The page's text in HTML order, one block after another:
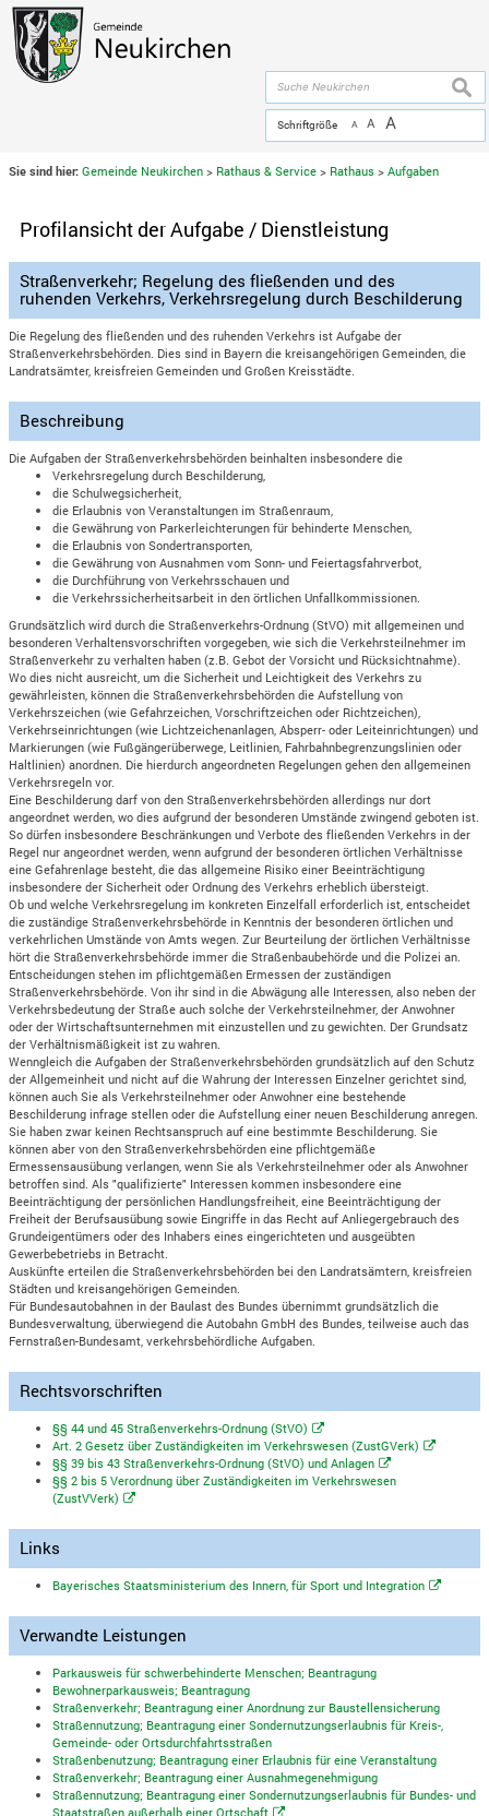
Zum Inhalt,zur Navigation
Schriftgröße A A A
Sie sind hier: Gemeinde Neukirchen > Rathaus & Service > Rathaus >Aufgaben
Profilansicht der Aufgabe / Dienstleistung
Straßenverkehr; Regelung des fließenden und des
ruhenden Verkehrs, Verkehrsregelung durch Beschilderung
Die Regelung des fließenden und des ruhenden Verkehrs ist Aufgabe der
Straßenverkehrsbehörden. Dies sind in Bayern die kreisangehörigen Gemeinden, die
Landratsämter, kreisfreien Gemeinden und Großen Kreisstädte.
Beschreibung
Die Aufgaben der Straßenverkehrsbehörden beinhalten insbesondere die
Verkehrsregelung durch Beschilderung,
die Schulwegsicherheit,
die Erlaubnis von Veranstaltungen im Straßenraum,
die Gewährung von Parkerleichterungen für behinderte Menschen,
die Erlaubnis von Sondertransporten,
die Gewährung von Ausnahmen vom Sonn- und Feiertagsfahrverbot,
die Durchführung von Verkehrsschauen und
die Verkehrssicherheitsarbeit in den örtlichen Unfallkommissionen.
Grundsätzlich wird durch die Straßenverkehrs-Ordnung (StVO) mit allgemeinen und
besonderen Verhaltensvorschriften vorgegeben, wie sich die Verkehrsteilnehmer im
Straßenverkehr zu verhalten haben (z.B. Gebot der Vorsicht und Rücksichtnahme).
Wo dies nicht ausreicht, um die Sicherheit und Leichtigkeit des Verkehrs zu
gewährleisten, können die Straßenverkehrsbehörden die Aufstellung von
Verkehrszeichen (wie Gefahrzeichen, Vorschriftzeichen oder Richtzeichen),
Verkehrseinrichtungen (wie Lichtzeichenanlagen, Absperr- oder Leiteinrichtungen) und
Markierungen (wie Fußgängerüberwege, Leitlinien, Fahrbahnbegrenzungslinien oder
Haltlinien) anordnen. Die hierdurch angeordneten Regelungen gehen den allgemeinen
Verkehrsregeln vor.
Eine Beschilderung darf von den Straßenverkehrsbehörden allerdings nur dort
angeordnet werden, wo dies aufgrund der besonderen Umstände zwingend geboten ist.
So dürfen insbesondere Beschränkungen und Verbote des fließenden Verkehrs in der
Regel nur angeordnet werden, wenn aufgrund der besonderen örtlichen Verhältnisse
eine Gefahrenlage besteht, die das allgemeine Risiko einer Beeinträchtigung
insbesondere der Sicherheit oder Ordnung des Verkehrs erheblich übersteigt.
Ob und welche Verkehrsregelung im konkreten Einzelfall erforderlich ist, entscheidet
die zuständige Straßenverkehrsbehörde in Kenntnis der besonderen örtlichen und
verkehrlichen Umstände von Amts wegen. Zur Beurteilung der örtlichen Verhältnisse
hört die Straßenverkehrsbehörde immer die Straßenbaubehörde und die Polizei an.
Entscheidungen stehen im pflichtgemäßen Ermessen der zuständigen
Straßenverkehrsbehörde. Von ihr sind in die Abwägung alle Interessen, also neben der
Verkehrsbedeutung der Straße auch solche der Verkehrsteilnehmer, der Anwohner
oder der Wirtschaftsunternehmen mit einzustellen und zu gewichten. Der Grundsatz
der Verhältnismäßigkeit ist zu wahren.
Wenngleich die Aufgaben der Straßenverkehrsbehörden grundsätzlich auf den Schutz
der Allgemeinheit und nicht auf die Wahrung der Interessen Einzelner gerichtet sind,
können auch Sie als Verkehrsteilnehmer oder Anwohner eine bestehende
Beschilderung infrage stellen oder die Aufstellung einer neuen Beschilderung anregen.
Sie haben zwar keinen Rechtsanspruch auf eine bestimmte Beschilderung. Sie
können aber von den Straßenverkehrsbehörden eine pflichtgemäße
Ermessensausübung verlangen, wenn Sie als Verkehrsteilnehmer oder als Anwohner
betroffen sind. Als "qualifizierte" Interessen kommen insbesondere eine
Beeinträchtigung der persönlichen Handlungsfreiheit, eine Beeinträchtigung der
Freiheit der Berufsausübung sowie Eingriffe in das Recht auf Anliegergebrauch des
Grundeigentümers oder des Inhabers eines eingerichteten und ausgeübten
Gewerbebetriebs in Betracht.
Auskünfte erteilen die Straßenverkehrsbehörden bei den Landratsämtern, kreisfreien
Städten und kreisangehörigen Gemeinden.
Für Bundesautobahnen in der Baulast des Bundes übernimmt grundsätzlich die
Bundesverwaltung, überwiegend die Autobahn GmbH des Bundes, teilweise auch das
Fernstraßen-Bundesamt, verkehrsbehördliche Aufgaben.
Rechtsvorschriften
§§ 44 und 45 Straßenverkehrs-Ordnung (StVO)
Art. 2 Gesetz über Zuständigkeiten im Verkehrswesen (ZustGVerk)
§§ 39 bis 43 Straßenverkehrs-Ordnung (StVO) und Anlagen
§§ 2 bis 5 Verordnung über Zuständigkeiten im Verkehrswesen
(ZustVVerk)
Links
Bayerisches Staatsministerium des Innern, für Sport und Integration
Verwandte Leistungen
Parkausweis für schwerbehinderte Menschen; Beantragung
Bewohnerparkausweis; Beantragung
Straßenverkehr; Beantragung einer Anordnung zur Baustellensicherung
Straßennutzung; Beantragung einer Sondernutzungserlaubnis für Kreis-,
Gemeinde- oder Ortsdurchfahrtsstraßen
Straßenbenutzung; Beantragung einer Erlaubnis für eine Veranstaltung
Straßenverkehr; Beantragung einer Ausnahmegenehmigung
Straßennutzung; Beantragung einer Sondernutzungserlaubnis für Bundes- und
Staatstraßen außerhalb einer Ortschaft